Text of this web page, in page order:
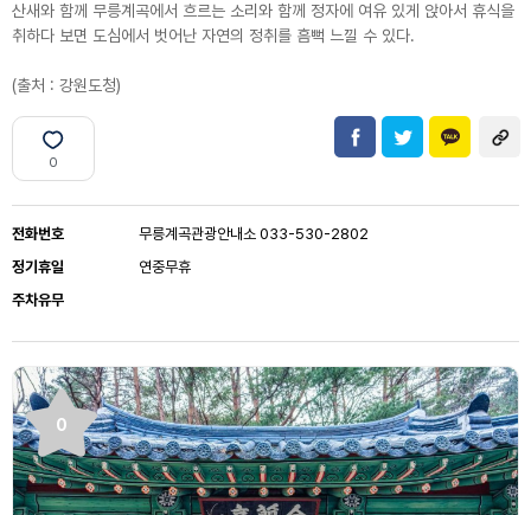
산새와 함께 무릉계곡에서 흐르는 소리와 함께 정자에 여유 있게 앉아서 휴식을
취하다 보면 도심에서 벗어난 자연의 정취를 흠뻑 느낄 수 있다.
(출처 : 강원도청)
0
전화번호
무릉계곡관광안내소 033-530-2802
정기휴일
연중무휴
주차유무
0